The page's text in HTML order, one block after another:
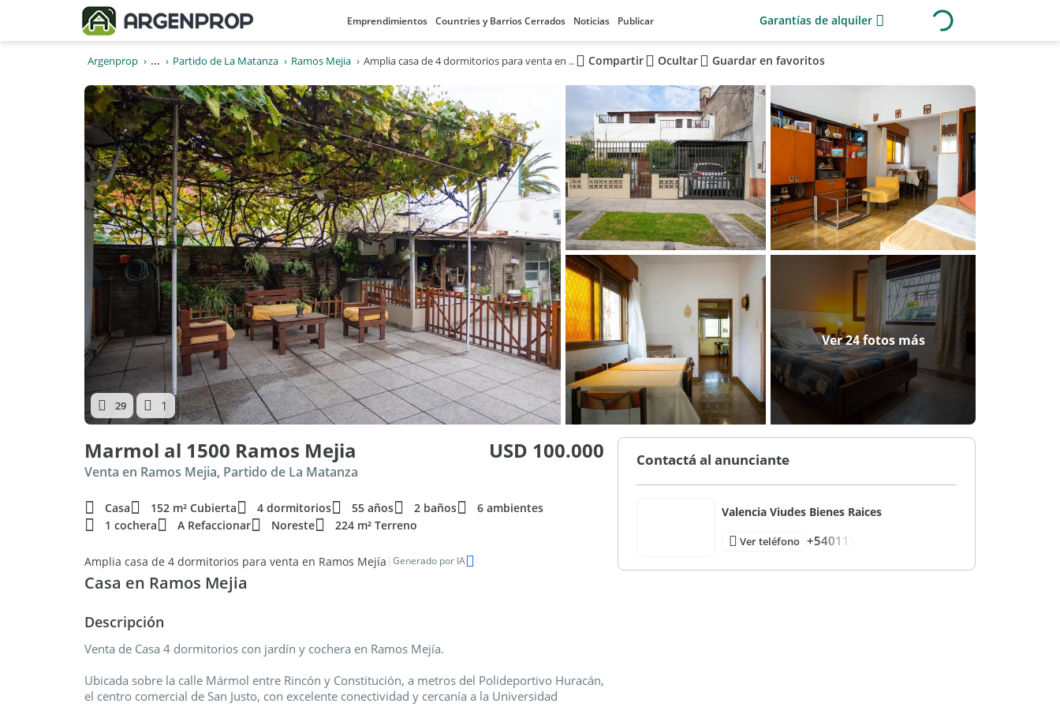
Emprendimientos Countries y Barrios Cerrados Noticias Publicar Garantías de alquiler
Argenprop ... Partido de La Matanza Ramos Mejia Amplia casa de 4 dormitorios para venta en Ramos Mejía Compartir Ocultar Guardar en favoritos
Ver 24 fotos más
29 1
Marmol al 1500 Ramos Mejia USD 100.000
Venta en Ramos Mejia, Partido de La Matanza
Casa 152 m² Cubierta 4 dormitorios 55 años 2 baños
6 ambientes
1 cochera
A Refaccionar Noreste 224 m² Terreno
Amplia casa de 4 dormitorios para venta en Ramos Mejía | Generado por IA
Casa en Ramos Mejia
Descripción
Venta de Casa 4 dormitorios con jardín y cochera en Ramos Mejía.
Ubicada sobre la calle Mármol entre Rincón y Constitución, a metros del Polideportivo Huracán,
el centro comercial de San Justo, con excelente conectividad y cercanía a la Universidad
Contactá al anunciante
Valencia Viudes Bienes Raices
Ver teléfono +540117